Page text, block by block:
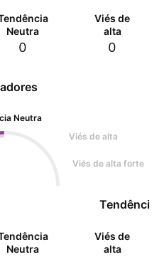
Neutra
Viés de alta
Viés de alta forte
Tendência
Neutra
Viés de
alta
Neutra
0
Viés de
alta
0